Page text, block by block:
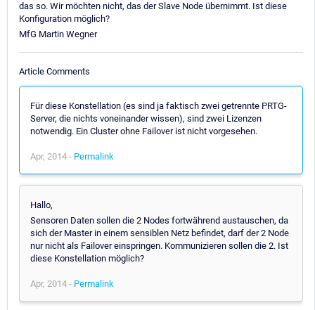
das so. Wir möchten nicht, das der Slave Node übernimmt. Ist diese
Konfiguration möglich?
MfG Martin Wegner
Article Comments
Für diese Konstellation (es sind ja faktisch zwei getrennte PRTG-
Server, die nichts voneinander wissen), sind zwei Lizenzen
notwendig. Ein Cluster ohne Failover ist nicht vorgesehen.
Apr, 2014 - Permalink
Hallo,
Sensoren Daten sollen die 2 Nodes fortwährend austauschen, da
sich der Master in einem sensiblen Netz befindet, darf der 2 Node
nur nicht als Failover einspringen. Kommunizieren sollen die 2. Ist
diese Konstellation möglich?
Apr, 2014 - Permalink